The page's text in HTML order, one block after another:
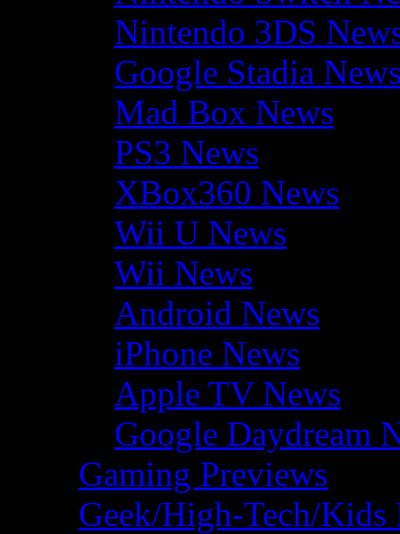
Nintendo 3DS
Google Stadia
Mad Box News
PS3 News
XBox360 News
Wii U News
Wii News
Android News
iPhone News
Apple TV News
Google Daydream
Gaming Previews
Geek/High-Tech/Kids